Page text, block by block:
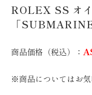
ROLEX SS オ
「
商品価格（税込） ：
※商品についてはお